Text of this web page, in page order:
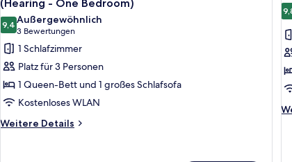
für
Suite,
1 Queen-
Bett
und
Schlafsofa,
barrierefrei
(Hearing
(Hearing - One Bedroom)
9,49,4 von 10
Außergewöhnlich
3 Bewertungen
(3
Bewertungen)
1 Schlafzimmer
Platz für 3 Personen
1 Queen-Bett und 1 großes Schlafsofa
Kostenloses WLAN
Weitere Details
Weitere